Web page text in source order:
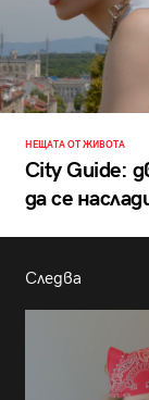
НЕЩАТА ОТ ЖИВОТА
City Guide:
да се
Следва